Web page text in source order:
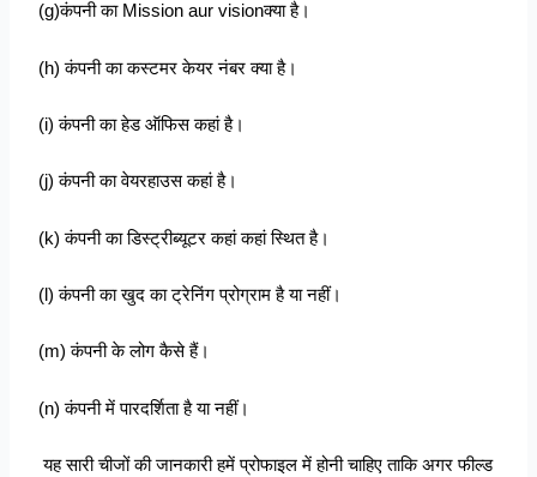
(g)कंपनी का Mission aur visionक्या है।
(h) कंपनी का कस्टमर केयर नंबर क्या है।
(i) कंपनी का हेड ऑफिस कहां है।
(j) कंपनी का वेयरहाउस कहां है।
(k) कंपनी का डिस्ट्रीब्यूटर कहां कहां स्थित है।
(l) कंपनी का खुद का ट्रेनिंग प्रोग्राम है या नहीं।
(m) कंपनी के लोग कैसे हैं।
(n) कंपनी में पारदर्शिता है या नहीं।
यह सारी चीजों की जानकारी हमें प्रोफाइल में होनी चाहिए ताकि अगर फील्ड